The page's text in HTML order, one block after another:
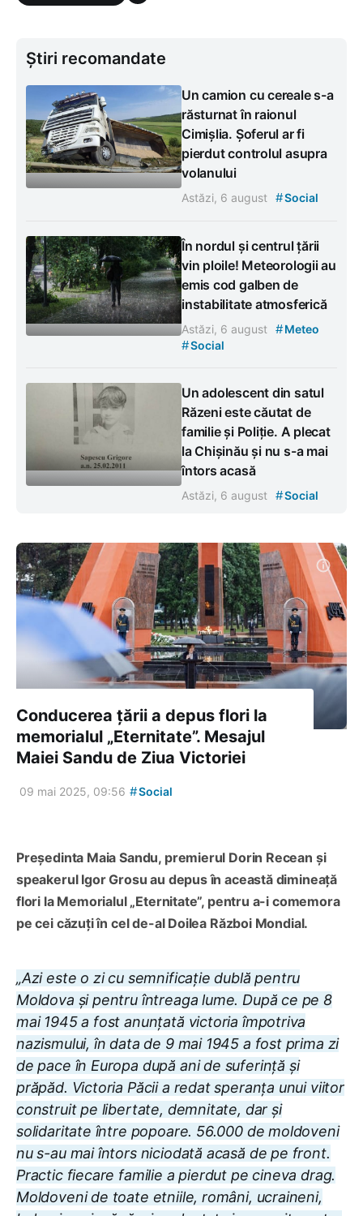
Știri recomandate
Un camion cu cereale s-a
răsturnat în raionul
Cimișlia. Șoferul ar fi
pierdut controlul asupra
volanului
Astăzi, 6 august #Social
În nordul și centrul țării
vin ploile! Meteorologii au
emis cod galben de
instabilitate atmosferică
Astăzi, 6 august #Meteo
#Social
Un adolescent din satul
Răzeni este căutat de
familie și Poliție. A plecat
la Chișinău și nu s-a mai
întors acasă
Astăzi, 6 august #Social
Conducerea țării a depus flori la
memorialul „Eternitate”. Mesajul
Maiei Sandu de Ziua Victoriei
09 mai 2025, 09:56 #Social
Președinta Maia Sandu, premierul Dorin Recean și
speakerul Igor Grosu au depus în această dimineață
flori la Memorialul „Eternitate”, pentru a-i comemora
pe cei căzuți în cel de-al Doilea Război Mondial.
„Azi este o zi cu semnificație dublă pentru
Moldova și pentru întreaga lume. După ce pe 8
mai 1945 a fost anunțată victoria împotriva
nazismului, în data de 9 mai 1945 a fost prima zi
de pace în Europa după ani de suferință și
prăpăd. Victoria Păcii a redat speranța unui viitor
construit pe libertate, demnitate, dar și
solidaritate între popoare. 56.000 de moldoveni
nu s-au mai întors niciodată acasă de pe front.
Practic fiecare familie a pierdut pe cineva drag.
Moldoveni de toate etniile, români, ucraineni,